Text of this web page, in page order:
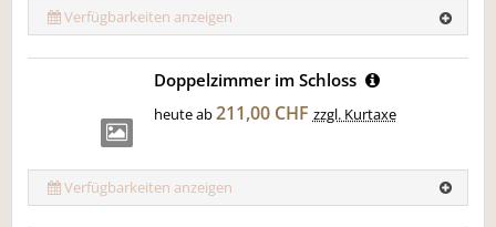
Verfügbarkeiten anzeigen
Doppelzimmer im Schloss
heute ab211,00 CHF zzgl. Kurtaxe
Verfügbarkeiten anzeigen